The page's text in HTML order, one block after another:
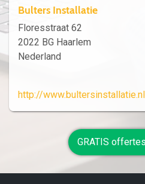
Bulters Installatie
Floresstraat 62
2022 BG Haarlem
Nederland
http://
GRATIS